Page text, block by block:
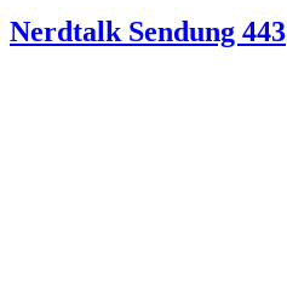
Nerdtalk Sendung 443